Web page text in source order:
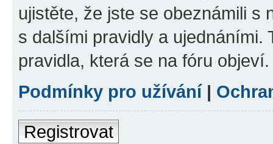
ujistěte, že jste se obeznámili s
s dalšími pravidly a ujednáními.
pravidla, která se na fóru objeví.
Podmínky pro užívání|
Registrovat